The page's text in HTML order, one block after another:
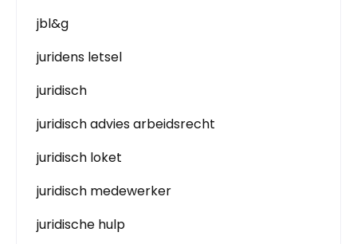
jbl&g
juridens letsel
juridisch
juridisch advies arbeidsrecht
juridisch loket
juridisch medewerker
juridische hulp